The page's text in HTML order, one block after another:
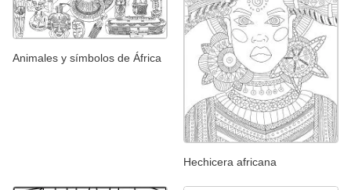
Animales y símbolos de África
Hechicera africana